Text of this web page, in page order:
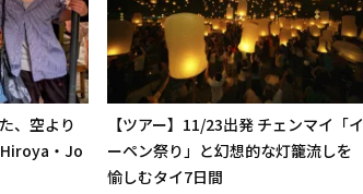
、空より
・Jo
【ツアー】11/23出発 チェンマイ「イ
ーペン祭り」と幻想的な灯籠流しを
愉しむタイ7日間